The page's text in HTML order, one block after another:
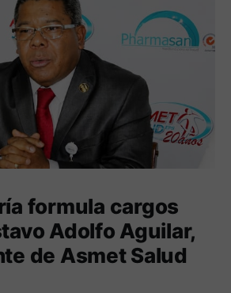
formula cargos
Adolfo Aguilar,
de Asmet Salud